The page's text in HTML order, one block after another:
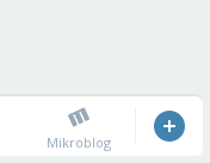
Mikroblog